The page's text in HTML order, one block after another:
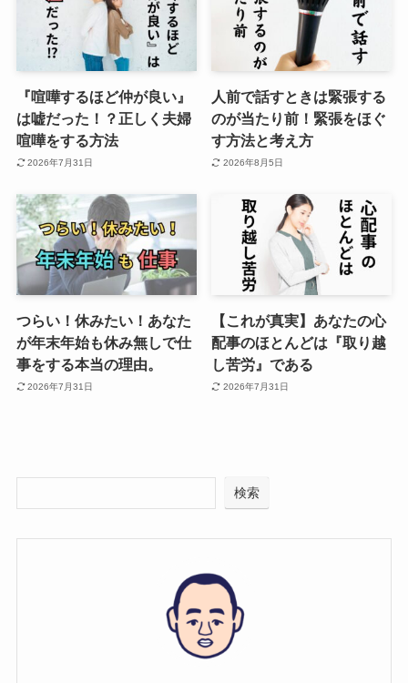
『喧嘩するほど仲が良い』
は嘘だった！？正しく夫婦
喧嘩をする方法
2026年7月31日
人前で話すときは緊張する
のが当たり前！緊張をほぐ
す方法と考え方
2026年8月5日
つらい！休みたい！あなた
が年末年始も休み無しで仕
事をする本当の理由。
2026年7月31日
【これが真実】あなたの心
配事のほとんどは『取り越
し苦労』である
2026年7月31日
検索